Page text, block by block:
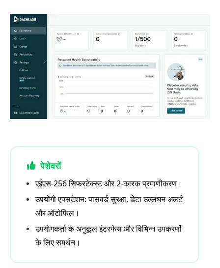
पेशेवरों
एईएस-256 सिफरटेक्स्ट और 2-कारक प्रमाणीकरण।
उपयोगी एक्सटेंशन: पासवर्ड सुरक्षा, डेटा उल्लंघन अलर्ट
और ऑटोफिल।
उपयोगकर्ता के अनुकूल इंटरफेस और विभिन्न उपकरणों
के लिए समर्थन।